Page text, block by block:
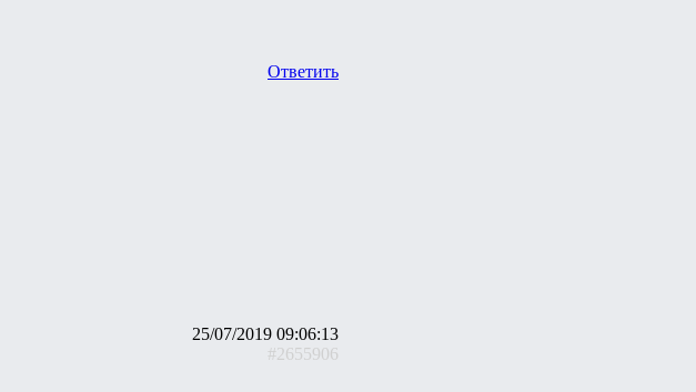
Ответить
25/07/2019 09:06:13
#2655906